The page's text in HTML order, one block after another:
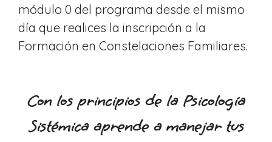
módulo 0 del programa desde el mismo
día que realices la inscripción a la
Formación en Constelaciones Familiares.
Con los principios de la Psicología
Sistémica aprende a manejar tus